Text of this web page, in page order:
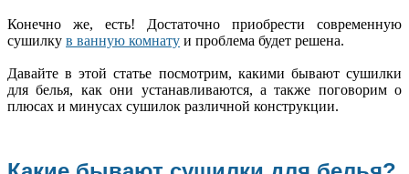
Конечно же, есть! Достаточно приобрести современную
сушилку в ванную комнату и проблема будет решена.
Давайте в этой статье посмотрим, какими бывают сушилки
для белья, как они устанавливаются, а также поговорим о
плюсах и минусах сушилок различной конструкции.